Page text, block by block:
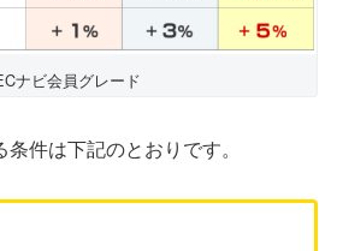
ナビ会員グレード
件は下記のとおりです。